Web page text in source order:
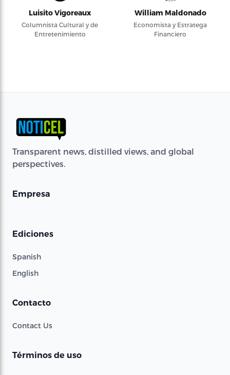
Luisito Vigoreaux
Columnista Cultural y de
Entretenimiento
William Maldonado
Economista y Estratega
Financiero
Transparent news, distilled views, and global
perspectives.
Empresa
Ediciones
Spanish
English
Contacto
Contact Us
Términos de uso